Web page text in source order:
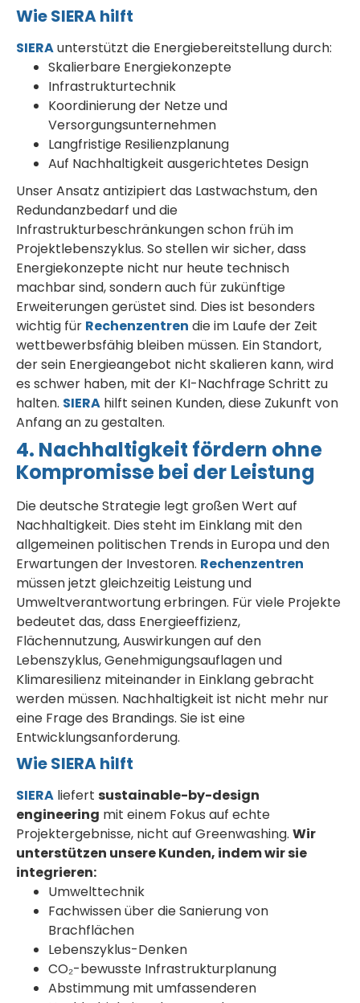
Wie SIERA hilft
SIERAunterstützt die Energiebereitstellung durch:
Skalierbare Energiekonzepte
Infrastrukturtechnik
Koordinierung der Netze und
Versorgungsunternehmen
Langfristige Resilienzplanung
Auf Nachhaltigkeit ausgerichtetes Design
Unser Ansatz antizipiert das Lastwachstum, den
Redundanzbedarf und die
Infrastrukturbeschränkungen schon früh im
Projektlebenszyklus. So stellen wir sicher, dass
Energiekonzepte nicht nur heute technisch
machbar sind, sondern auch für zukünftige
Erweiterungen gerüstet sind. Dies ist besonders
wichtig für Rechenzentren die im Laufe der Zeit
wettbewerbsfähig bleiben müssen. Ein Standort,
der sein Energieangebot nicht skalieren kann, wird
es schwer haben, mit der KI-Nachfrage Schritt zu
halten. SIERA hilft seinen Kunden, diese Zukunft von
Anfang an zu gestalten.
4. Nachhaltigkeit fördern ohne
Kompromisse bei der Leistung
Die deutsche Strategie legt großen Wert auf
Nachhaltigkeit. Dies steht im Einklang mit den
allgemeinen politischen Trends in Europa und den
Erwartungen der Investoren. Rechenzentren
müssen jetzt gleichzeitig Leistung und
Umweltverantwortung erbringen. Für viele Projekte
bedeutet das, dass Energieeffizienz,
Flächennutzung, Auswirkungen auf den
Lebenszyklus, Genehmigungsauflagen und
Klimaresilienz miteinander in Einklang gebracht
werden müssen. Nachhaltigkeit ist nicht mehr nur
eine Frage des Brandings. Sie ist eine
Entwicklungsanforderung.
Wie SIERA hilft
SIERA liefert sustainable-by-design
engineering mit einem Fokus auf echte
Projektergebnisse, nicht auf Greenwashing. Wir
unterstützen unsere Kunden, indem wir sie
integrieren:
Umwelttechnik
Fachwissen über die Sanierung von
Brachflächen
Lebenszyklus-Denken
CO₂-bewusste Infrastrukturplanung
Abstimmung mit umfassenderen